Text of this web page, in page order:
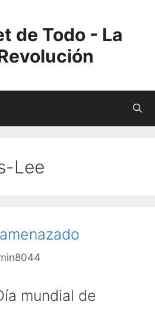
de Todo - La
Lee
mundial de